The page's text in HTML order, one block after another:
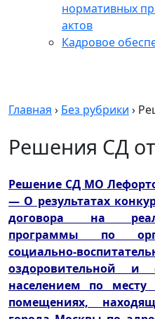
нормативных
актов
Кадровое
Главная › Без рубрики ›
Решения СД
Решение СД МО
— О результатах
договора на
программы по
социально-
оздоровительной и
населением по
помещениях,